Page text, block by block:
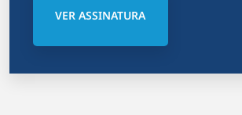
VER ASSINATURA